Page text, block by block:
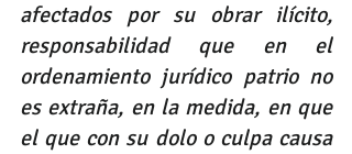
afectados por su obrar ilícito,
responsabilidad que en el
ordenamiento jurídico patrio no
es extraña, en la medida, en que
el que con su dolo o culpa causa